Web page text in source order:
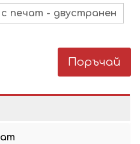
с печат - двустранен
Поръчай